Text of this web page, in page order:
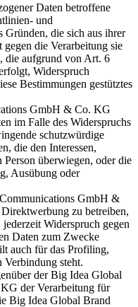
Daten betroffene
und
Gründen, die sich aus ihrer
gegen die Verarbeitung sie
die aufgrund von Art. 6
Widerspruch
Bestimmungen gestütztes
GmbH & Co. KG
im Falle des Widerspruchs
schutzwürdige
die den Interessen,
überwiegen, oder die
Ausübung oder
GmbH &
zu betreiben,
Widerspruch gegen
Daten zum Zwecke
auch für das Profiling,
steht.
der Big Idea Global
der Verarbeitung für
Big Idea Global Brand